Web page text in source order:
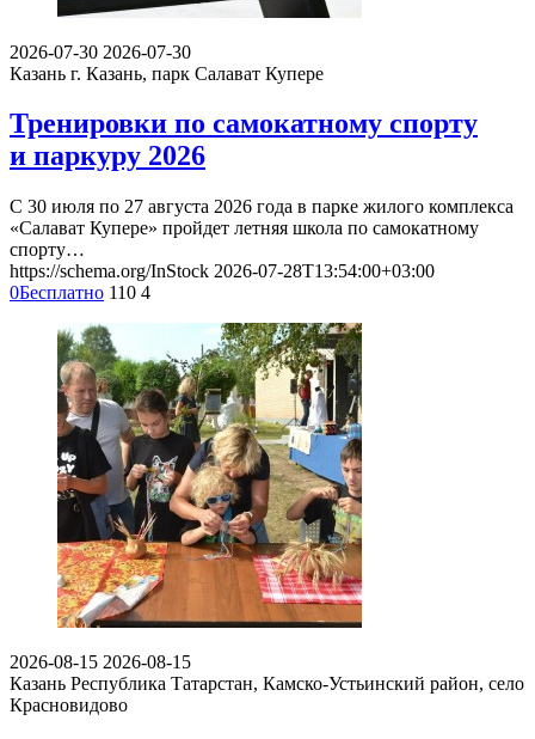
2026-07-30 2026-07-30
Казань г. Казань, парк Салават Купере
Тренировки по самокатному спорту
и паркуру 2026
С 30 июля по 27 августа 2026 года в парке жилого комплекса
«Салават Купере» пройдет летняя школа по самокатному
спорту…
https://schema.org/InStock 2026-07-28T13:54:00+03:00
0Бесплатно 110 4
2026-08-15 2026-08-15
Казань Республика Татарстан, Камско-Устьинский район, село
Красновидово